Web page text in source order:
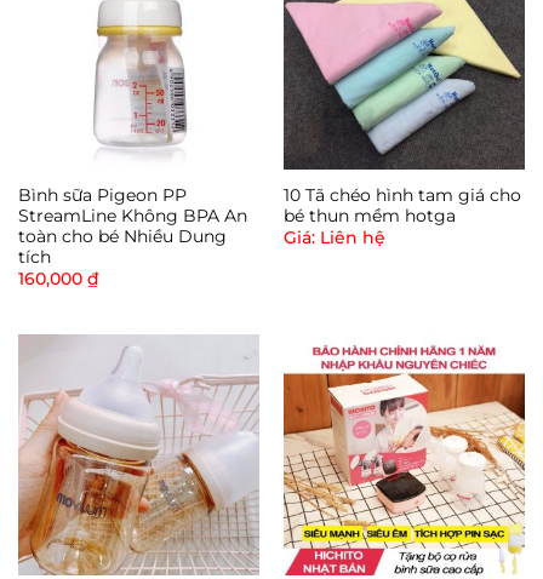
Bình sữa Pigeon PP
StreamLine Không BPA An
toàn cho bé Nhiều Dung
tích
160,000 ₫
10 Tã chéo hình tam giá cho
bé thun mềm hotga
Giá: Liên hệ